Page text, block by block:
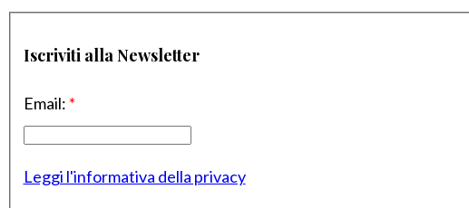
Iscriviti alla Newsletter
Email: *
Leggi l'informativa della privacy